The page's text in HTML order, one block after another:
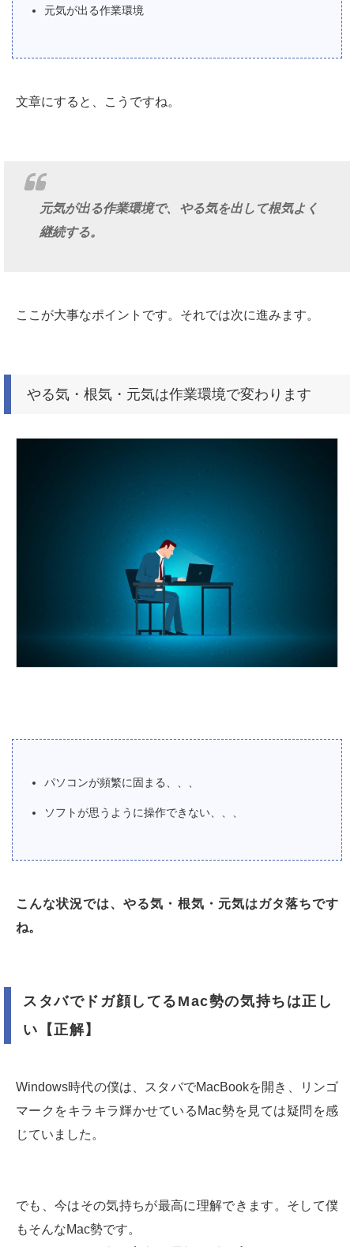
元気が出る作業環境
文章にすると、こうですね。
元気が出る作業環境で、やる気を出して根気よく
継続する。
ここが大事なポイントです。それでは次に進みます。
やる気・根気・元気は作業環境で変わります
パソコンが頻繁に固まる、、、
ソフトが思うように操作できない、、、
こんな状況では、やる気・根気・元気はガタ落ちです
ね。
スタバでドガ顔してるMac勢の気持ちは正し
い【正解】
Windows時代の僕は、スタバでMacBookを開き、リンゴ
マークをキラキラ輝かせているMac勢を見ては疑問を感
じていました。
でも、今はその気持ちが最高に理解できます。そして僕
もそんなMac勢です。